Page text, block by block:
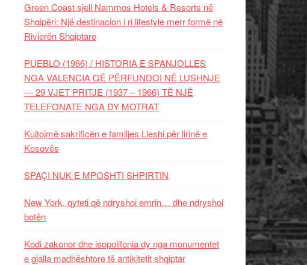
Green Coast sjell Nammos Hotels & Resorts në
Shqipëri: Një destinacion i ri lifestyle merr formë në
Rivierën Shqiptare
PUEBLO (1966) / HISTORIA E SPANJOLLES
NGA VALENCIA QË PËRFUNDOI NË LUSHNJE
— 29 VJET PRITJE (1937 – 1966) TË NJË
TELEFONATE NGA DY MOTRAT
Kujtojmë sakrificën e familjes Lleshi për lirinë e
Kosovës
SPAÇI NUK E MPOSHTI SHPIRTIN
New York, qyteti që ndryshoi emrin… dhe ndryshoi
botën
Kodi zakonor dhe isopolifonia dy nga monumentet
e gjalla madhështore të antikitetit shqiptar